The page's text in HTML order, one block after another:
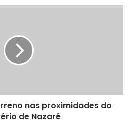
nas proximidades do
de Nazaré